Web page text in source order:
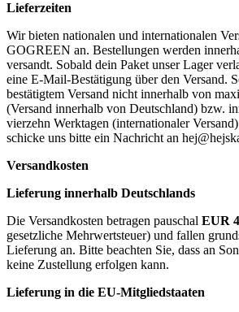
Lieferzeiten
Wir bieten nationalen und internationalen
GOGREEN an. Bestellungen werden
versandt. Sobald dein Paket unser Lager
eine E-Mail-Bestätigung über den Versand.
bestätigtem Versand nicht innerhalb von
(Versand innerhalb von Deutschland) bzw.
vierzehn Werktagen (internationaler
schicke uns bitte ein Nachricht an
Versandkosten
Lieferung innerhalb Deutschlands
Die Versandkosten betragen pauschal EUR
gesetzliche Mehrwertsteuer) und fallen
Lieferung an. Bitte beachten Sie, dass an
keine Zustellung erfolgen kann.
Lieferung in die EU-Mitgliedstaaten